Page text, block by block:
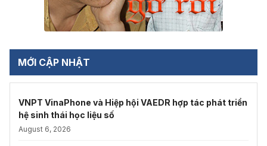
MỚI CẬP NHẬT
VNPT VinaPhone và Hiệp hội VAEDR hợp tác phát triển
hệ sinh thái học liệu số
August 6, 2026